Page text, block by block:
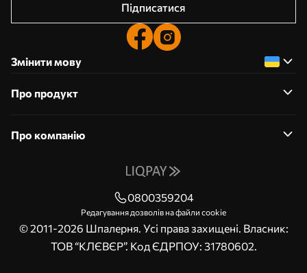
Підписатися
Змінити мову
Про продукт
Про компанію
0800359204
Редагування дозволів на файли cookie
© 2011-2026 Шпалерня. Усі права захищені. Власник:
ТОВ “КЛЄВЄР”. Код ЄДРПОУ: 31780602.